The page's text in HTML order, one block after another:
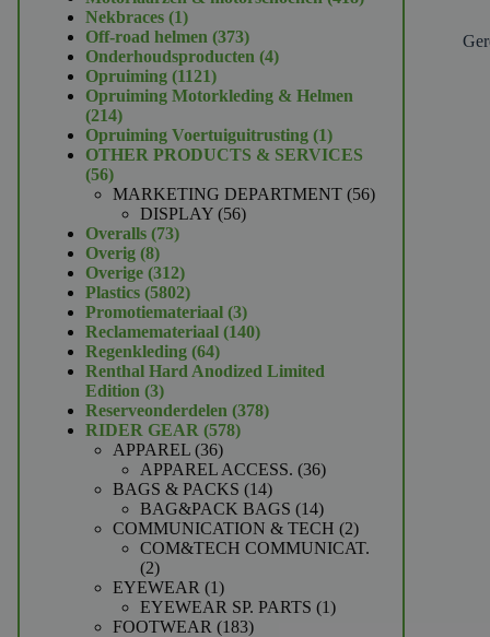
Nekbraces 11
product
Off-road helmen 373373
producten
Onderhoudsproducten 44
Opruiming 11211121
producten
Opruiming Motorkleding & Helmen
214214
producten
Opruiming Voertuiguitrusting 11
product
OTHER PRODUCTS & SERVICES
5656
producten
MARKETING DEPARTMENT 5656
DISPLAY 5656
Overalls 7373
Overig 88
producten
Overige 312312
producten
Plastics 58025802
producten
Promotiemateriaal 33
producten
Reclamemateriaal 140140
Regenkleding 6464
producten
Renthal Hard Anodized Limited
Edition 33
producten
Reserveonderdelen 378378
RIDER GEAR 578578
APPAREL 3636
producten
APPAREL ACCESS. 3636
BAGS & PACKS 1414
producten
BAG&PACK BAGS 1414
producten
COMMUNICATION & TECH 22
producten
COM&TECH COMMUNICAT.
22
producten
EYEWEAR 11
product
EYEWEAR SP. PARTS 11
FOOTWEAR 183183